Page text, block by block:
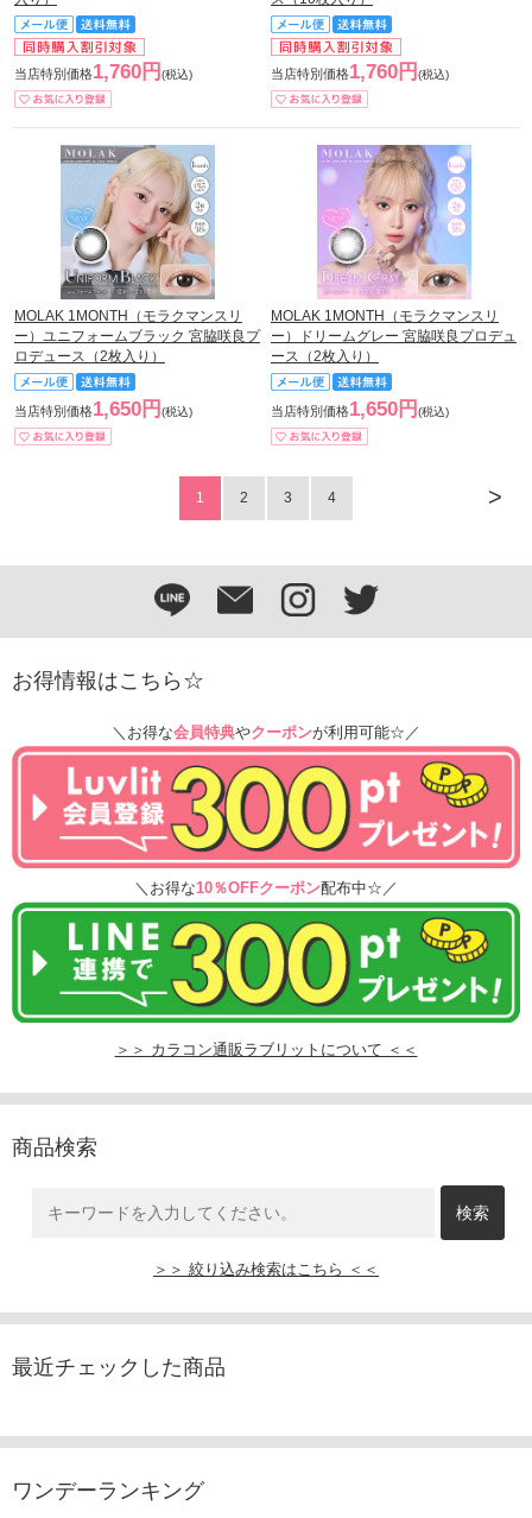
当店特別価格1,760円 (税込) 当店特別価格1,760円 (税込)
MOLAK 1MONTH（モラクマンスリ
ー）ユニフォームブラック 宮脇咲良プ
ロデュース（2枚入り）
当店特別価格1,650円 (税込)
MOLAK 1MONTH（モラクマンスリ
ー）ドリームグレー 宮脇咲良プロデュ
ース（2枚入り）
当店特別価格1,650円 (税込)
>
1 2 3 4
お得情報はこちら☆
＼お得な会員特典やクーポンが利用可能☆／
＼お得な10％OFFクーポン配布中☆／
＞＞ カラコン通販ラブリットについて ＜＜
商品検索
＞＞ 絞り込み検索はこちら ＜＜
最近チェックした商品
ワンデーランキング